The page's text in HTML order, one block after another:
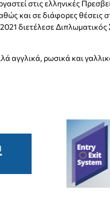
στις ελληνικές
και σε διάφορες θέσεις
διετέλεσε
αγγλικά, ρωσικά και